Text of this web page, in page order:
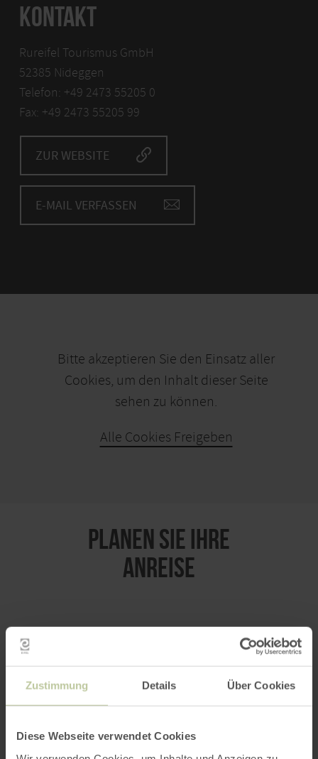
Zustimmung Details Über Cookies
Diese Webseite verwendet Cookies
KONTAKT
Rureifel Tourismus GmbH
52385 Nideggen
Telefon: +49 2473 55205 0
Fax: +49 2473 55205 99
ZUR WEBSITE
E-MAIL VERFASSEN
Bitte akzeptieren Sie den Einsatz aller
Cookies, um den Inhalt dieser Seite
sehen zu können.
Alle Cookies Freigeben
PLANEN SIE IHRE
ANREISE
Anfahrt von: